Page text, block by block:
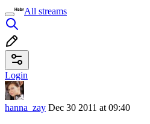
All streams
Login
hanna_zay Dec 30 2011 at 09:40